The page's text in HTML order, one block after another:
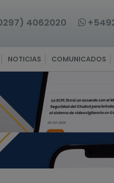
4062020
NOTICIAS COMUNICADOS